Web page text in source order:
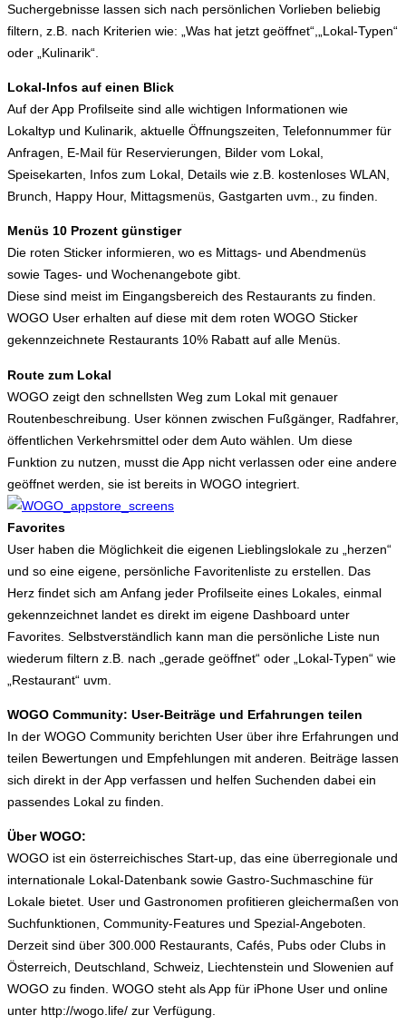
Suchergebnisse lassen sich nach persönlichen Vorlieben beliebig
filtern, z.B. nach Kriterien wie: „Was hat jetzt geöffnet“,„Lokal-Typen“
oder „Kulinarik“.
Lokal-Infos auf einen Blick
Auf der App Profilseite sind alle wichtigen Informationen wie
Lokaltyp und Kulinarik, aktuelle Öffnungszeiten, Telefonnummer für
Anfragen, E-Mail für Reservierungen, Bilder vom Lokal,
Speisekarten, Infos zum Lokal, Details wie z.B. kostenloses WLAN,
Brunch, Happy Hour, Mittagsmenüs, Gastgarten uvm., zu finden.
Menüs 10 Prozent günstiger
Die roten Sticker informieren, wo es Mittags- und Abendmenüs
sowie Tages- und Wochenangebote gibt.
Diese sind meist im Eingangsbereich des Restaurants zu finden.
WOGO User erhalten auf diese mit dem roten WOGO Sticker
gekennzeichnete Restaurants 10% Rabatt auf alle Menüs.
Route zum Lokal
WOGO zeigt den schnellsten Weg zum Lokal mit genauer
Routenbeschreibung. User können zwischen Fußgänger, Radfahrer,
öffentlichen Verkehrsmittel oder dem Auto wählen. Um diese
Funktion zu nutzen, musst die App nicht verlassen oder eine andere
geöffnet werden, sie ist bereits in WOGO integriert.
Favorites
User haben die Möglichkeit die eigenen Lieblingslokale zu „herzen“
und so eine eigene, persönliche Favoritenliste zu erstellen. Das
Herz findet sich am Anfang jeder Profilseite eines Lokales, einmal
gekennzeichnet landet es direkt im eigene Dashboard unter
Favorites. Selbstverständlich kann man die persönliche Liste nun
wiederum filtern z.B. nach „gerade geöffnet“ oder „Lokal-Typen“ wie
„Restaurant“ uvm.
WOGO Community: User-Beiträge und Erfahrungen teilen
In der WOGO Community berichten User über ihre Erfahrungen und
teilen Bewertungen und Empfehlungen mit anderen. Beiträge lassen
sich direkt in der App verfassen und helfen Suchenden dabei ein
passendes Lokal zu finden.
Über WOGO:
WOGO ist ein österreichisches Start-up, das eine überregionale und
internationale Lokal-Datenbank sowie Gastro-Suchmaschine für
Lokale bietet. User und Gastronomen profitieren gleichermaßen von
Suchfunktionen, Community-Features und Spezial-Angeboten.
Derzeit sind über 300.000 Restaurants, Cafés, Pubs oder Clubs in
Österreich, Deutschland, Schweiz, Liechtenstein und Slowenien auf
WOGO zu finden. WOGO steht als App für iPhone User und online
unter http://wogo.life/ zur Verfügung.